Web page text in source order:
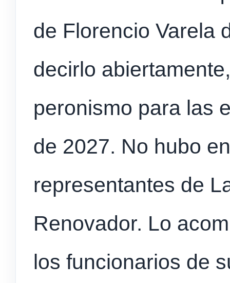
de Florencio Varela
decirlo
peronismo para las
de 2027. No hubo
representantes de
Renovador. Lo
los funcionarios de